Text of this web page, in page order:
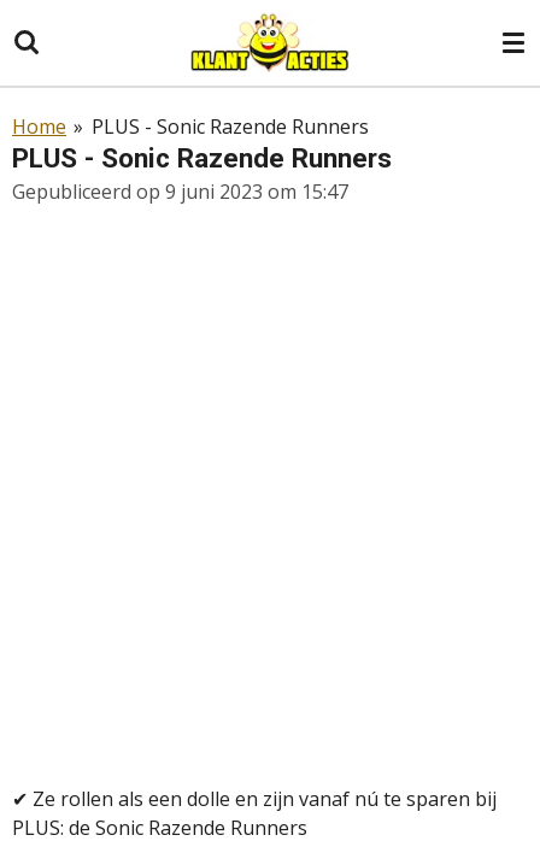
direct
naar
hoofdinhoud
Home » PLUS - Sonic Razende Runners
PLUS - Sonic Razende Runners
Gepubliceerd op 9 juni 2023 om 15:47
✔ Ze rollen als een dolle en zijn vanaf nú te sparen bij
PLUS: de Sonic Razende Runners